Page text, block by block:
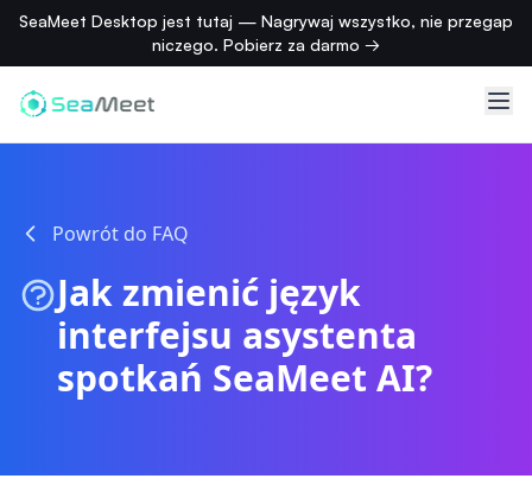
SeaMeet Desktop jest tutaj — Nagrywaj wszystko, nie przegap
niczego. Pobierz za darmo →
Powrót do FAQ
Jak zmienić język
interfejsu asystenta
spotkań SeaMeet AI?